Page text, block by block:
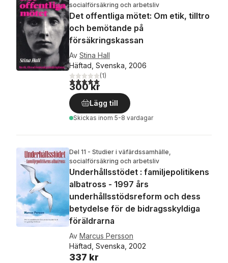
socialförsäkring och arbetsliv
Det offentliga mötet: Om etik, tilltro
och bemötande på
försäkringskassan
Av Stina Hall
Häftad, Svenska, 2006
5,0utav 5 stjärnor. Totalt antal röster:
(1)
300 kr
Lägg till
Skickas inom 5-8 vardagar
Del 11 - Studier i väfärdssamhälle,
socialförsäkring och arbetsliv
Underhållsstödet : familjepolitikens
albatross - 1997 års
underhållsstödsreform och dess
betydelse för de bidragsskyldiga
föräldrarna
Av Marcus Persson
Häftad, Svenska, 2002
337 kr